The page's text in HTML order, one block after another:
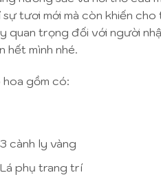
sự tươi mới mà còn khiến
quan trọng đối với người
hết mình nhé.
hoa gồm có:
3 cành ly vàng
Lá phụ trang trí